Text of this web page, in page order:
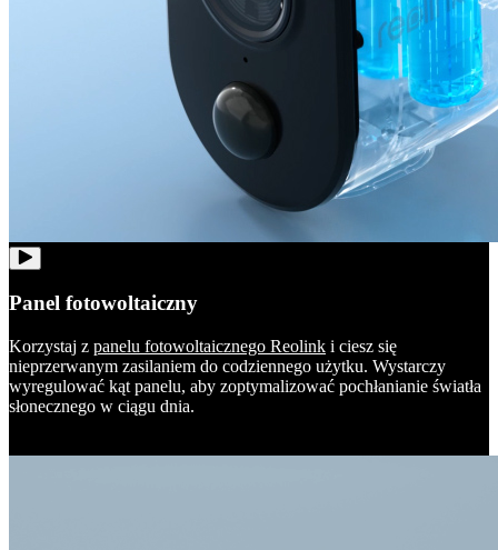
Panel fotowoltaiczny
Korzystaj z panelu fotowoltaicznego Reolink i ciesz się
nieprzerwanym zasilaniem do codziennego użytku. Wystarczy
wyregulować kąt panelu, aby zoptymalizować pochłanianie światła
słonecznego w ciągu dnia.